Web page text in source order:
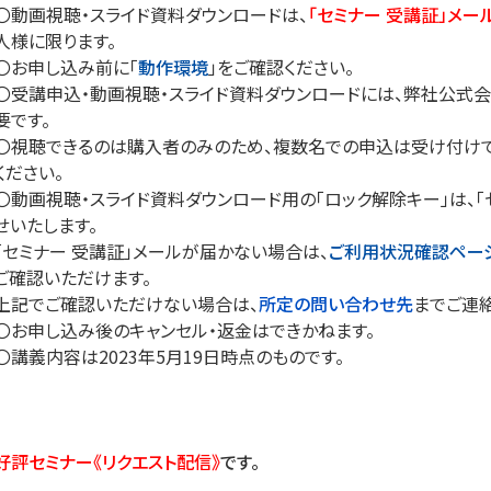
動画視聴・スライド資料ダウンロードは、「セミナー 受講証」メ
様に限ります。
お申し込み前に「動作環境」をご確認ください。
受講申込・動画視聴・スライド資料ダウンロードには、弊社公式会
です。
視聴できるのは購入者のみのため、複数名での申込は受け付け
ださい。
動画視聴・スライド資料ダウンロード用の「ロック解除キー」は、
いたします。
セミナー 受講証」メールが届かない場合は、ご利用状況確認ペ
確認いただけます。
記でご確認いただけない場合は、所定の問い合わせ先までご連
お申し込み後のキャンセル・返金はできかねます。
講義内容は2023年5月19日時点のものです。
評セミナー《リクエスト配信》です。